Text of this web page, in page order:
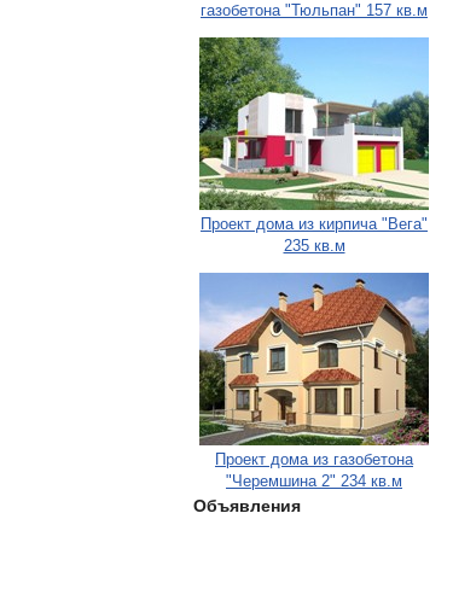
газобетона "Тюльпан" 157 кв.м
Проект дома из кирпича "Вега"
235 кв.м
Проект дома из газобетона
"Черемшина 2" 234 кв.м
Объявления